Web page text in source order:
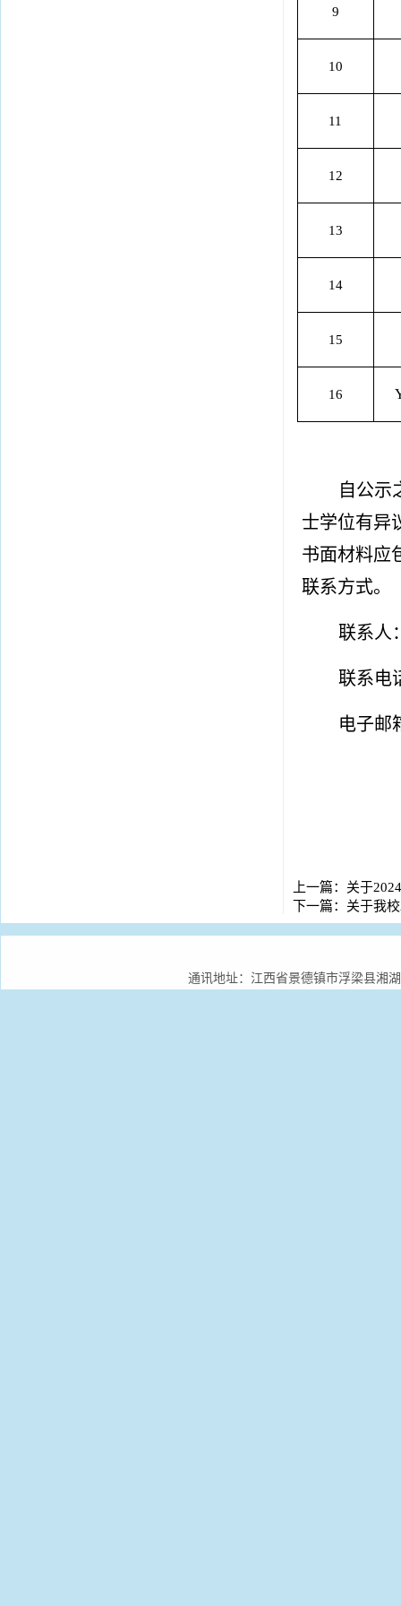
9
10
11
12
13
14
15
16
自公示
士学位有异
书面材料应
联系方式。
联系人
联系电
电子邮
上一篇： 关于
下一篇： 关于我
通讯地址：江西省景德镇市浮梁县湘